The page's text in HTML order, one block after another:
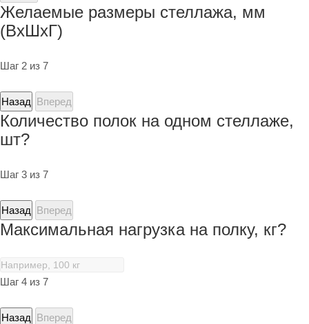
Желаемые размеры стеллажа, мм
(ВхШхГ)
Шаг 2 из 7
Назад Вперед
Количество полок на одном стеллаже,
шт?
Шаг 3 из 7
Назад Вперед
Максимальная нагрузка на полку, кг?
Шаг 4 из 7
Назад Вперед